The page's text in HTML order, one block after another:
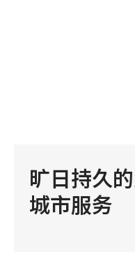
旷日持久
城市服务